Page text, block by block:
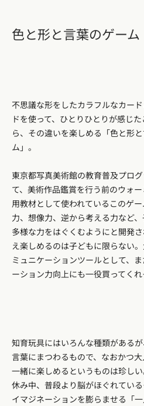
色と形と言葉のゲーム
不思議な形をしたカラフルなカー
ドを使って、ひとりひとりが感じ
ら、その違いを楽しめる「色と形
ム」。
東京都写真美術館の教育普及プロ
て、美術作品鑑賞を行う前のウォ
用教材として使われているこのゲ
力、想像力、逆から考える力など
多様な力をはぐくむようにと開発
え楽しめるのは子どもに限らない
ミュニケーションツールとして、
ーション力向上にも一役買ってくれ
知育玩具にはいろんな種類がある
言葉にまつわるもので、なおかつ
一緒に楽しめるというものは珍し
休み中、普段より脳がほぐれてい
イマジネーションを膨らませる「